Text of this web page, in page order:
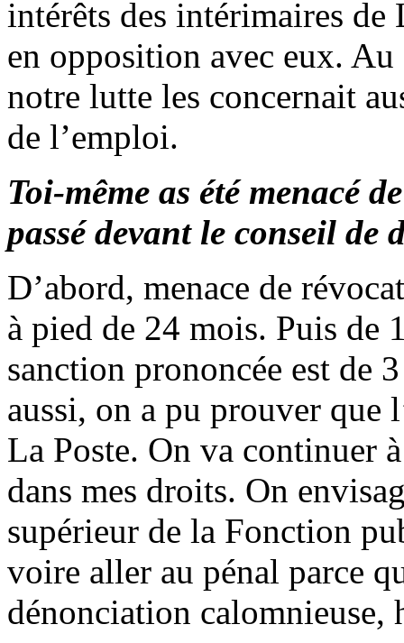
intérêts des intérimaires de
en opposition avec eux.
notre lutte les concernait
de l’emploi.
Toi-même as été menacé
passé devant le conseil de
D’abord, menace de
à pied de 24 mois. Puis de
sanction prononcée est de
aussi, on a pu prouver
La Poste. On va continuer
dans mes droits. On
supérieur de la Fonction
voire aller au pénal parce
dénonciation